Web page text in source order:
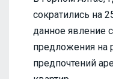
сократились на
данное явление
предложения на
предпочтений